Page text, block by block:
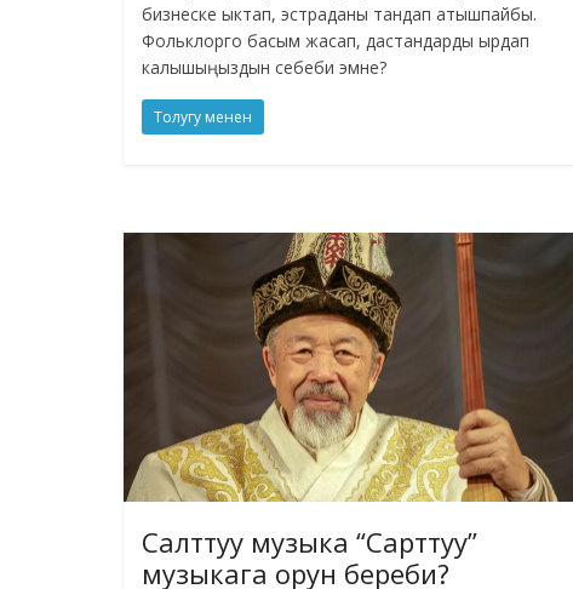
бизнеске ыктап, эстраданы тандап атышпайбы.
Фольклорго басым жасап, дастандарды ырдап
калышыңыздын себеби эмне?
Толугу менен
Салттуу музыка “Сарттуу”
музыкага орун береби?